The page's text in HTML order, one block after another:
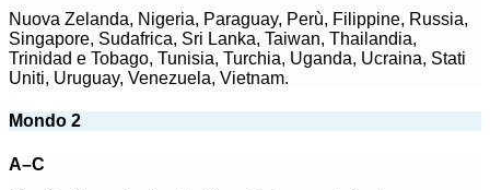
Nuova Zelanda, Nigeria, Paraguay, Perù, Filippine, Russia,
Singapore, Sudafrica, Sri Lanka, Taiwan, Thailandia,
Trinidad e Tobago, Tunisia, Turchia, Uganda, Ucraina, Stati
Uniti, Uruguay, Venezuela, Vietnam.
Mondo 2
A–C